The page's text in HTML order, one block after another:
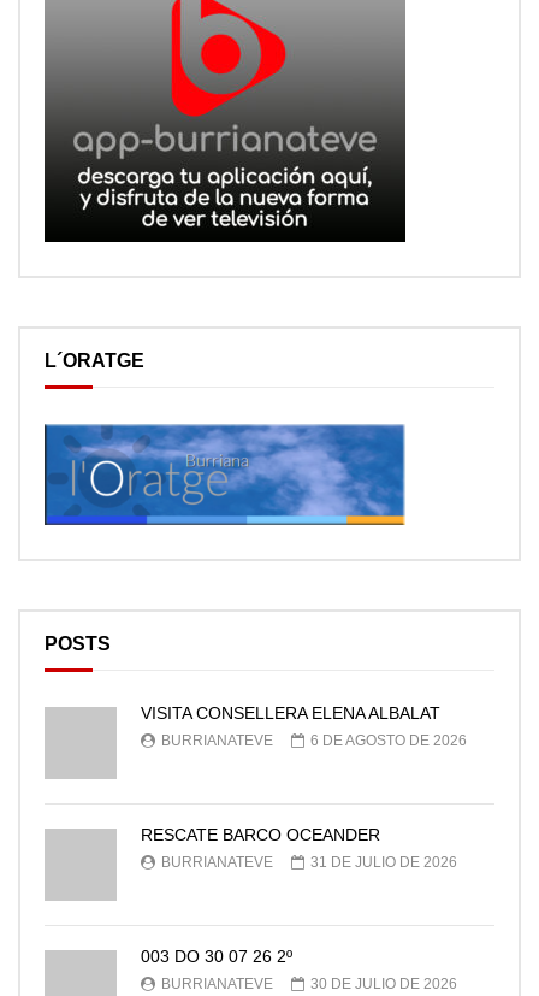
L´ORATGE
POSTS
VISITA CONSELLERA ELENA ALBALAT
BURRIANATEVE 6 DE AGOSTO DE 2026
RESCATE BARCO OCEANDER
BURRIANATEVE 31 DE JULIO DE 2026
003 DO 30 07 26 2º
BURRIANATEVE 30 DE JULIO DE 2026